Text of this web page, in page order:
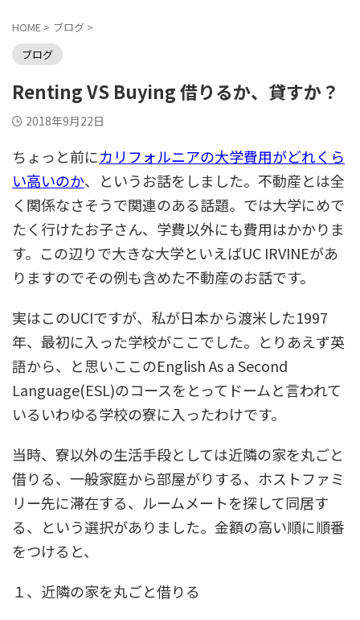
HOME > ブログ >
ブログ
Renting VS Buying 借りるか、貸すか？
2018年9月22日
ちょっと前にカリフォルニアの大学費用がどれくら
い高いのか、というお話をしました。不動産とは全
く関係なさそうで関連のある話題。では大学にめで
たく行けたお子さん、学費以外にも費用はかかりま
す。この辺りで大きな大学といえばUC IRVINEがあ
りますのでその例も含めた不動産のお話です。
実はこのUCIですが、私が日本から渡米した1997
年、最初に入った学校がここでした。とりあえず英
語から、と思いここのEnglish As a Second
Language(ESL)のコースをとってドームと言われて
いるいわゆる学校の寮に入ったわけです。
当時、寮以外の生活手段としては近隣の家を丸ごと
借りる、一般家庭から部屋がりする、ホストファミ
リー先に滞在する、ルームメートを探して同居す
る、という選択がありました。金額の高い順に順番
をつけると、
１、近隣の家を丸ごと借りる